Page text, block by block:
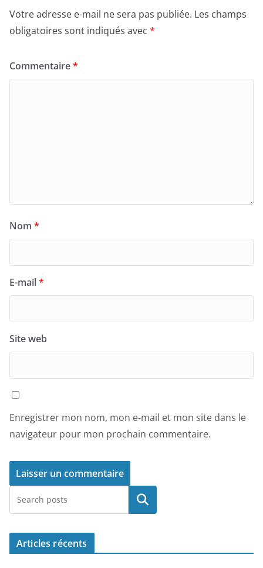
Votre adresse e-mail ne sera pas publiée. Les champs
obligatoires sont indiqués avec *
Commentaire*
Nom *
E-mail*
Site web
Enregistrer mon nom, mon e-mail et mon site dans le
navigateur pour mon prochain commentaire.
Rechercher
Articles récents